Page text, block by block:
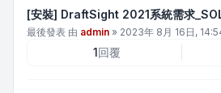
[安裝] DraftSight 2021系統需求
最後發表 由 admin » 2023年 8月 16日,
1回覆